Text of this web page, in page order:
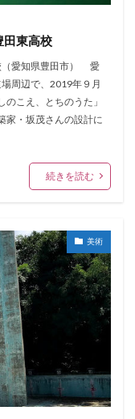
東高校
（愛知県豊田市） 愛
周辺で、2019年９月
こえ、とちのうた」
・坂茂さんの設計に
続きを読む
美術